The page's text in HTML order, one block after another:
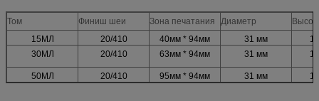
Том Финиш шеи Зона печатания Диаметр
15МЛ
20/410 40мм * 94мм 31 мм
30МЛ
20/410 63мм * 94мм 31 мм
50МЛ 20/410 95мм * 94мм 31 мм